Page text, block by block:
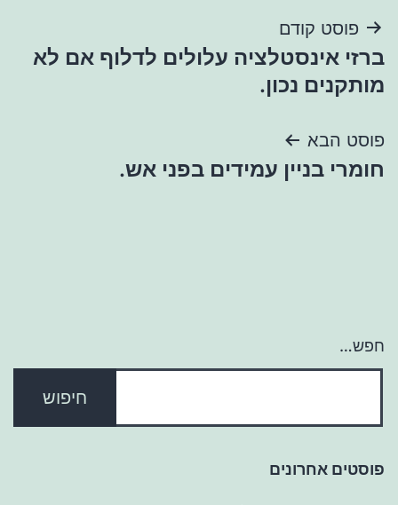
ניווט
פוסט קודם
ברזי אינסטלציה עלולים לדלוף אם לא
מותקנים נכון.
פוסט הבא
חומרי בניין עמידים בפני אש.
חפש…
פוסטים אחרונים